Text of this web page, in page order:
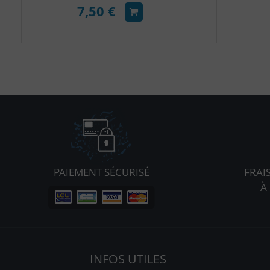
7,50 €
PAIEMENT SÉCURISÉ
À
INFOS UTILES